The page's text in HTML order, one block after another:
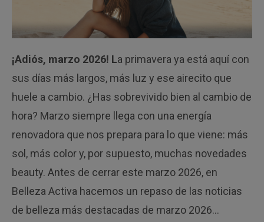
¡Adiós, marzo 2026! La primavera ya está aquí con
sus días más largos, más luz y ese airecito que
huele a cambio. ¿Has sobrevivido bien al cambio de
hora? Marzo siempre llega con una energía
renovadora que nos prepara para lo que viene: más
sol, más color y, por supuesto, muchas novedades
beauty. Antes de cerrar este marzo 2026, en
Belleza Activa hacemos un repaso de las noticias
de belleza más destacadas de marzo 2026…